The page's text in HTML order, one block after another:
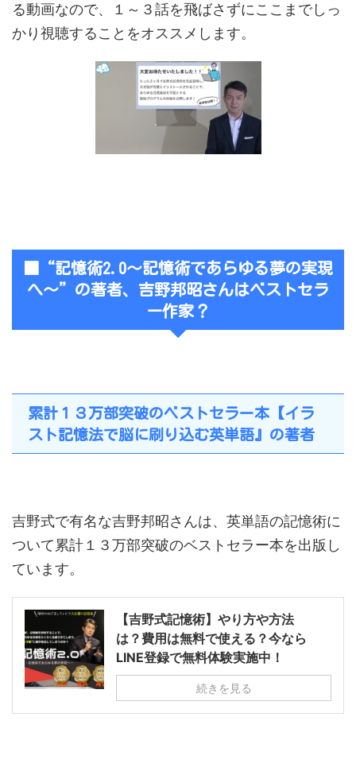
る動画なので、１～３話を飛ばさずにここまでしっ
かり視聴することをオススメします。
■“記憶術2.0〜記憶術であらゆる夢の実現
へ〜”の著者、吉野邦昭さんはベストセラ
ー作家？
累計１３万部突破のベストセラー本【イラ
スト記憶法で脳に刷り込む英単語』の著者
吉野式で有名な吉野邦昭さんは、英単語の記憶術に
ついて累計１３万部突破のベストセラー本を出版し
ています。
【吉野式記憶術】やり方や方法
は？費用は無料で使える？今なら
LINE登録で無料体験実施中！
続きを見る